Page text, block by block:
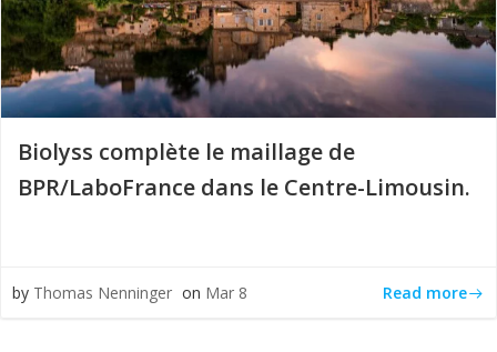
Biolyss complète le maillage de
BPR/LaboFrance dans le Centre-Limousin.
by Thomas Nenninger on Mar 8 Read more